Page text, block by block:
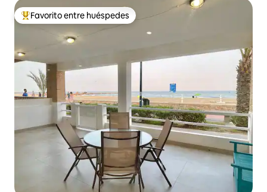
Favorito entre huéspedes preferido
Favorito entre huéspedes